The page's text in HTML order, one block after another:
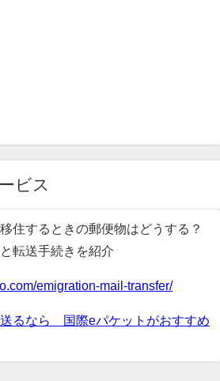
ビス
住するときの郵便物はどうする？
転送手続きを紹介
emigration-mail-transfer/
るなら 国際eパケットがおすすめ